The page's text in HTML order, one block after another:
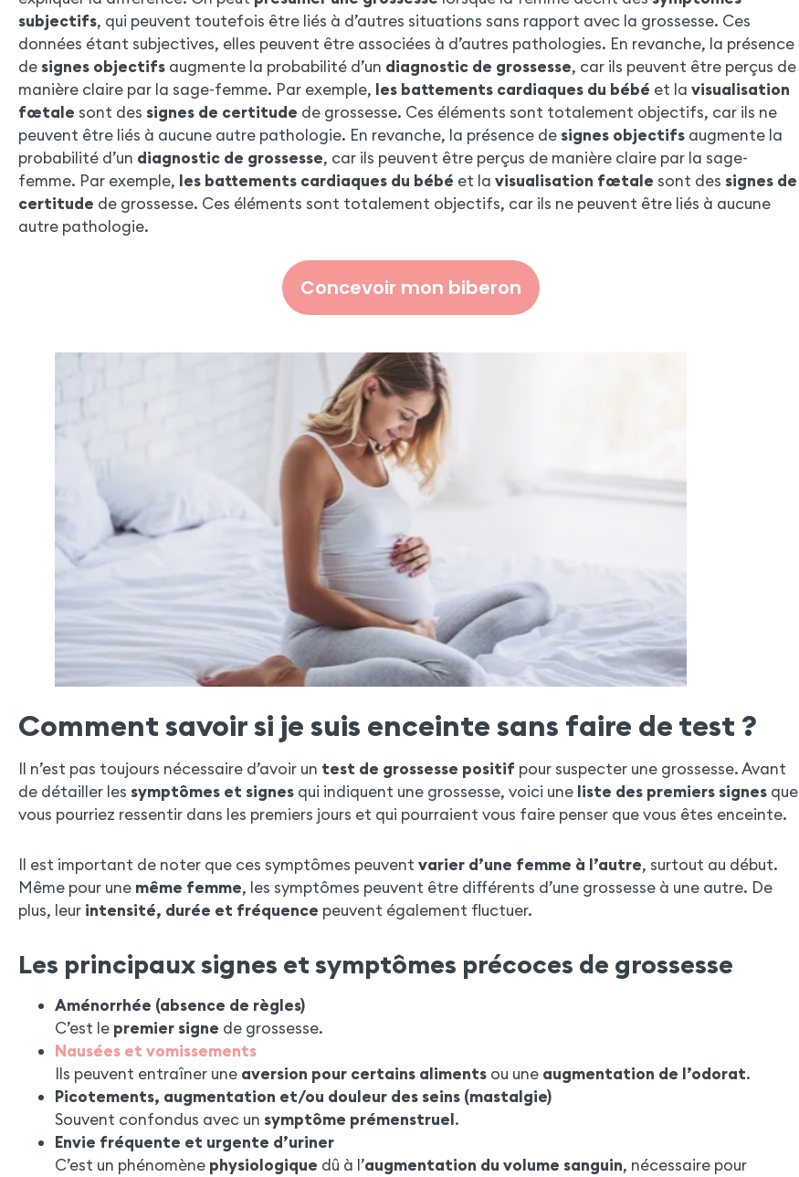
subjectifs, qui peuvent toutefois être liés à d’autres situations sans rapport avec la grossesse. Ces
données étant subjectives, elles peuvent être associées à d’autres pathologies. En revanche, la présence
de signes objectifs augmente la probabilité d’un diagnostic de grossesse, car ils peuvent être perçus de
manière claire par la sage-femme. Par exemple, les battements cardiaques du bébé et la visualisation
fœtale sont des signes de certitude de grossesse. Ces éléments sont totalement objectifs, car ils ne
peuvent être liés à aucune autre pathologie. En revanche, la présence de signes objectifs augmente la
probabilité d’un diagnostic de grossesse, car ils peuvent être perçus de manière claire par la sage-
femme. Par exemple, les battements cardiaques du bébé et la visualisation fœtale sont des signes de
certitude de grossesse. Ces éléments sont totalement objectifs, car ils ne peuvent être liés à aucune
autre pathologie.
Concevoir mon biberon
Comment savoir si je suis enceinte sans faire de test ?
Il n’est pas toujours nécessaire d’avoir un test de grossesse positif pour suspecter une grossesse. Avant
de détailler les symptômes et signes qui indiquent une grossesse, voici une liste des premiers signes que
vous pourriez ressentir dans les premiers jours et qui pourraient vous faire penser que vous êtes enceinte.
Il est important de noter que ces symptômes peuvent varier d’une femme à l’autre, surtout au début.
Même pour une même femme, les symptômes peuvent être différents d’une grossesse à une autre. De
plus, leur intensité, durée et fréquence peuvent également fluctuer.
Les principaux signes et symptômes précoces de grossesse
Aménorrhée (absence de règles)
C’est le premier signe de grossesse.
Nausées et vomissements
Ils peuvent entraîner une aversion pour certains aliments ou une augmentation de l’odorat.
Picotements, augmentation et/ou douleur des seins (mastalgie)
Souvent confondus avec un symptôme prémenstruel.
Envie fréquente et urgente d’uriner
C’est un phénomène physiologique dû à l’augmentation du volume sanguin, nécessaire pour